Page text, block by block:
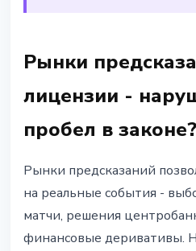
Рынки
лицензии -
пробел в законе?
Рынки предсказаний
на реальные события -
матчи, решения
финансовые деривативы.